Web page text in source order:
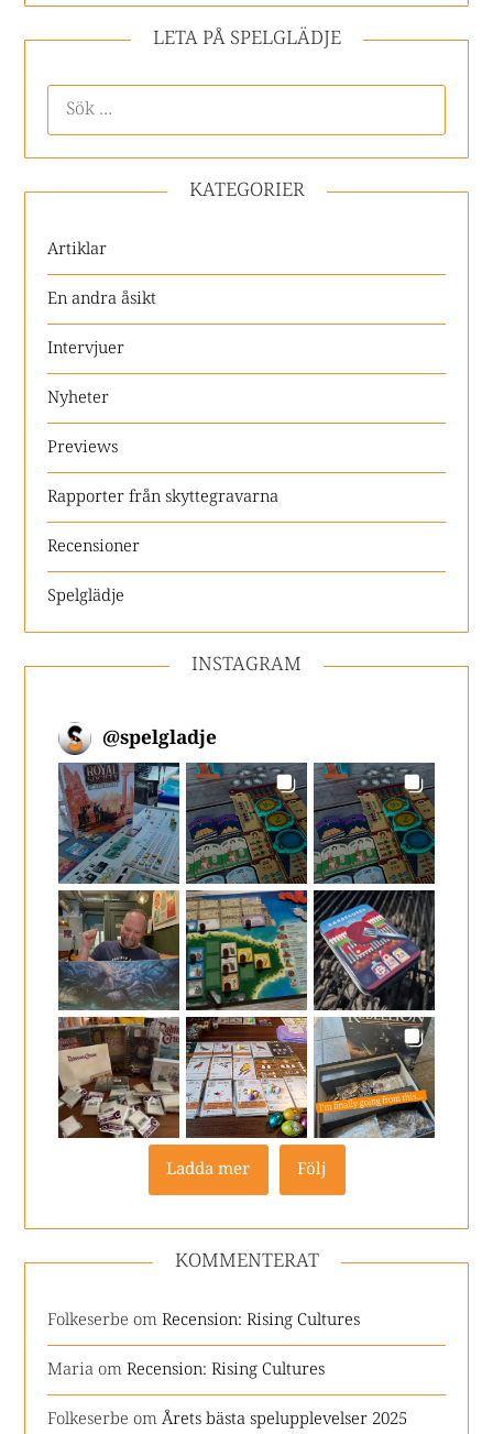
LETA PÅ SPELGLÄDJE
KATEGORIER
Artiklar
En andra åsikt
Intervjuer
Nyheter
Previews
Rapporter från skyttegravarna
Recensioner
Spelglädje
INSTAGRAM
@spelgladje
Ladda mer Följ
KOMMENTERAT
Folkeserbe omRecension: Rising Cultures
Maria omRecension: Rising Cultures
Folkeserbe omÅrets bästa spelupplevelser 2025